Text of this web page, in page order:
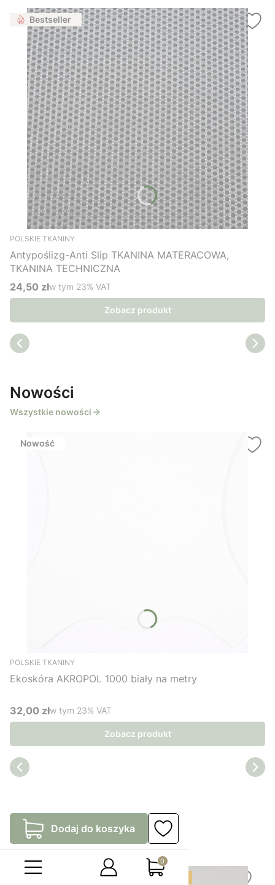
Bestseller
POLSKIE TKANINY
Antypoślizg-Anti Slip TKANINA MATERACOWA,
TKANINA TECHNICZNA
Cena brutto
24,50 złw tym %s VAT
w tym 23% VAT
Zobacz produkt
Nowości
Wszystkie nowości
Nowość
POLSKIE TKANINY
Ekoskóra AKROPOL 1000 biały na metry
Cena brutto
32,00 złw tym %s VAT
w tym 23% VAT
Zobacz produkt
Produkty dnia
Nie przegap oferowanych produktów dnia!
Bestseller Product of the day
Dodaj do koszyka
Produkty w koszyku: 0.